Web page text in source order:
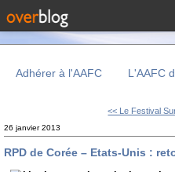
Adhérer à l'AAFC L'AAFC
<< Le Festival
26 janvier 2013
RPD de Corée – Etats-Unis :